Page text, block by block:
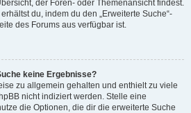
der Foren- oder Themenansicht findest.
du, indem du den „Erweiterte Suche“-
des Forums aus verfügbar ist.
keine Ergebnisse?
zu allgemein gehalten und enthielt zu viele
nicht indiziert werden. Stelle eine
die Optionen, die dir die erweiterte Suche